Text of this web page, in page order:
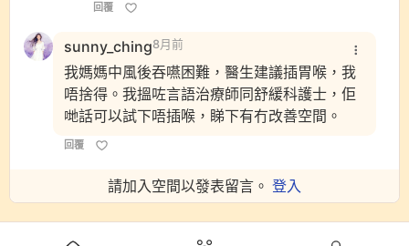
回覆
sunny_ching8月前
我媽媽中風後吞嚥困難，醫生建議插胃喉，我
唔捨得。我搵咗言語治療師同舒緩科護士，佢
哋話可以試下唔插喉，睇下有冇改善空間。
回覆
請加入空間以發表留言。 登入